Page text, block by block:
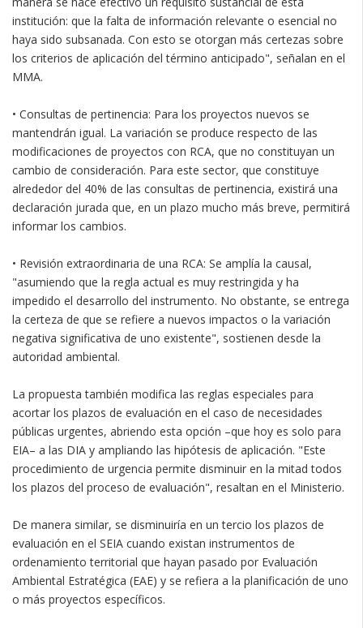
institución: que la falta de información relevante o esencial no
haya sido subsanada. Con esto se otorgan más certezas sobre
los criterios de aplicación del término anticipado", señalan en el
MMA.
• Consultas de pertinencia: Para los proyectos nuevos se
mantendrán igual. La variación se produce respecto de las
modificaciones de proyectos con RCA, que no constituyan un
cambio de consideración. Para este sector, que constituye
alrededor del 40% de las consultas de pertinencia, existirá una
declaración jurada que, en un plazo mucho más breve, permitirá
informar los cambios.
• Revisión extraordinaria de una RCA: Se amplía la causal,
"asumiendo que la regla actual es muy restringida y ha
impedido el desarrollo del instrumento. No obstante, se entrega
la certeza de que se refiere a nuevos impactos o la variación
negativa significativa de uno existente", sostienen desde la
autoridad ambiental.
La propuesta también modifica las reglas especiales para
acortar los plazos de evaluación en el caso de necesidades
públicas urgentes, abriendo esta opción –que hoy es solo para
EIA– a las DIA y ampliando las hipótesis de aplicación. "Este
procedimiento de urgencia permite disminuir en la mitad todos
los plazos del proceso de evaluación", resaltan en el Ministerio.
De manera similar, se disminuiría en un tercio los plazos de
evaluación en el SEIA cuando existan instrumentos de
ordenamiento territorial que hayan pasado por Evaluación
Ambiental Estratégica (EAE) y se refiera a la planificación de uno
o más proyectos específicos.